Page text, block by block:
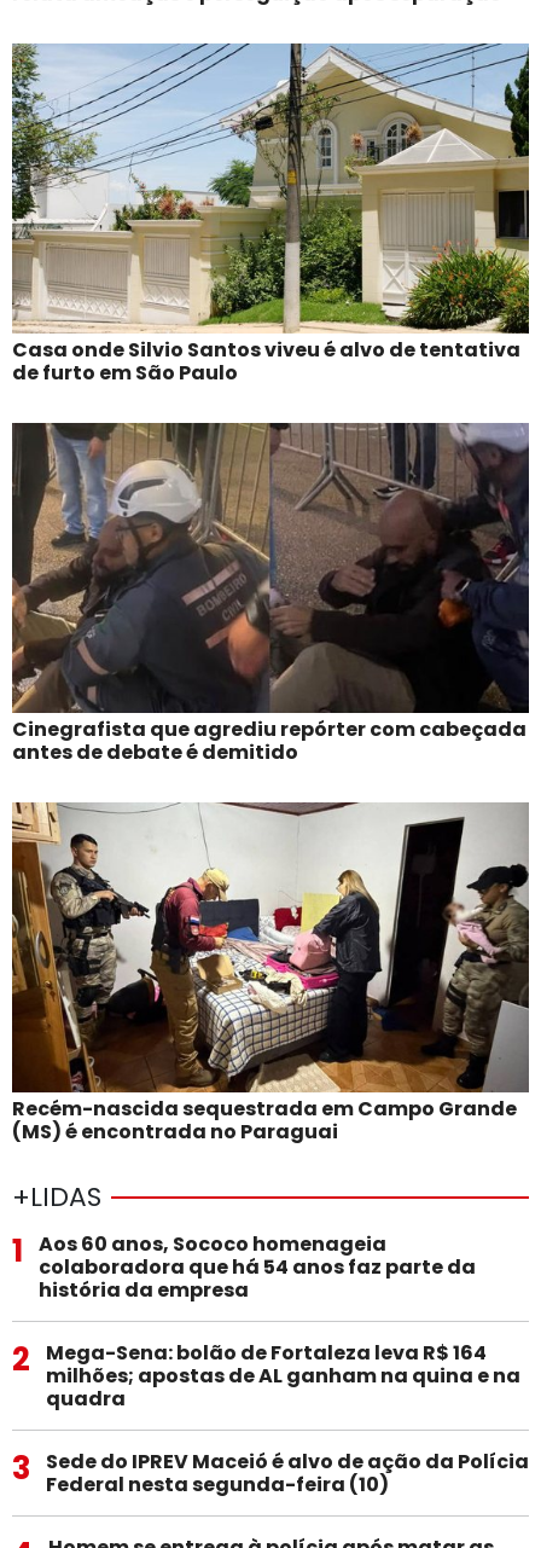
Casa onde Silvio Santos viveu é alvo de tentativa
de furto em São Paulo
Cinegrafista que agrediu repórter com cabeçada
antes de debate é demitido
Recém-nascida sequestrada em Campo Grande
(MS) é encontrada no Paraguai
+LIDAS
1
Aos 60 anos, Sococo homenageia
colaboradora que há 54 anos faz parte da
história da empresa
2
Mega-Sena: bolão de Fortaleza leva R$ 164
milhões; apostas de AL ganham na quina e na
quadra
3
Sede do IPREV Maceió é alvo de ação da Polícia
Federal nesta segunda-feira (10)